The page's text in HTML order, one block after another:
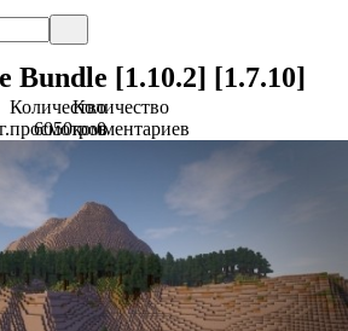
Bundle [1.10.2] [1.7.10]
Количество
просмотров
6050
Количество
комментариев
0